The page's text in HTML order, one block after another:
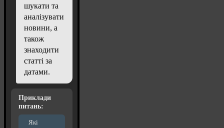
шукати та
аналізувати
новини, а
також
знаходити
статті за
датами.
Приклади
питань:
Які